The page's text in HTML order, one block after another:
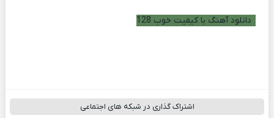
دانلود آهنگ با کیفیت خوب 128
اشتراک گذاری در شبکه های اجتماعی